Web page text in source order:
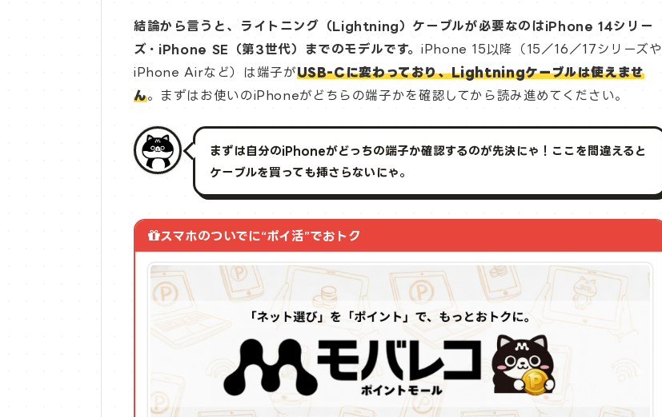
結論から言うと、ライトニング（Lightning）ケーブルが必要なのはiPhone 14シリー
ズ・iPhone SE（第3世代）までのモデルです。iPhone 15以降（15／16／17シリーズや
iPhone Airなど）は端子がUSB-Cに変わっており、Lightningケーブルは使えませ
ん。まずはお使いのiPhoneがどちらの端子かを確認してから読み進めてください。
まずは自分のiPhoneがどっちの端子か確認するのが先決にゃ！ここを間違えると
ケーブルを買っても挿さらないにゃ。
スマホのついでに“ポイ活”でおトク